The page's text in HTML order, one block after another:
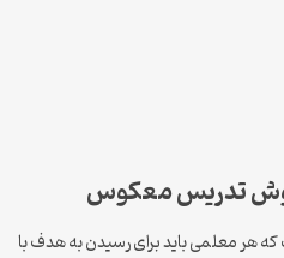
تدریس معکوس
هر معلمی باید برای رسیدن به هدف با